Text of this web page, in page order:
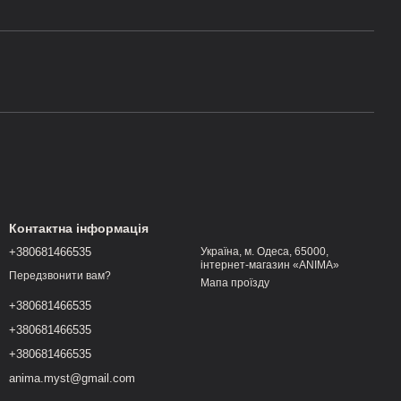
Контактна інформація
+380681466535
Передзвонити вам?
+380681466535
+380681466535
+380681466535
anima.myst@gmail.com
Україна, м. Одеса, 65000,
інтернет-магазин «ANIMA»
Мапа проїзду